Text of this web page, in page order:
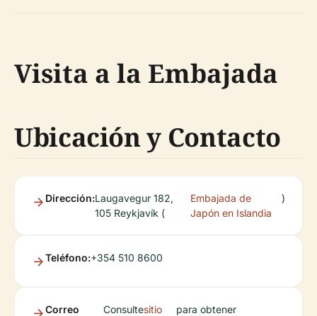
Visita a la Embajada
Ubicación y Contacto
Dirección:Laugavegur 182,
105 Reykjavík (
Embajada de
Japón en Islandia
)
Teléfono:+354 510 8600
Correo
Consultesitio
para obtener